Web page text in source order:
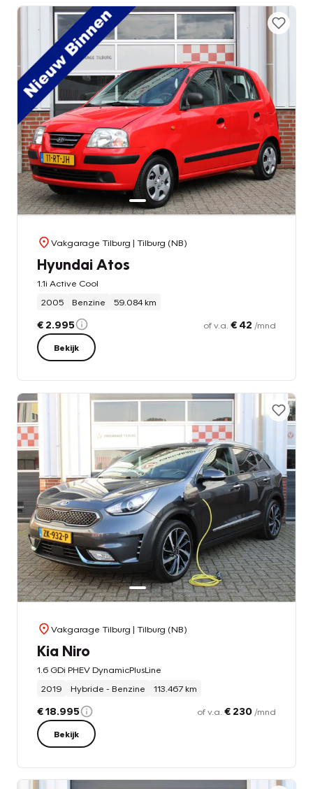
Vakgarage Tilburg | Tilburg (NB)
Hyundai Atos
1.1i Active Cool
2005
Benzine 59.084 km
€ 2.995 of v.a. € 42 /mnd
Bekijk
Vakgarage Tilburg | Tilburg (NB)
Kia Niro
1.6 GDi PHEV DynamicPlusLine
2019
Hybride - Benzine 113.467 km
€ 18.995 of v.a. € 230 /mnd
Bekijk